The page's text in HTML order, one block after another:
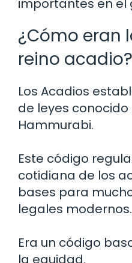
importantes en el
¿Cómo eran
reino acadio?
Los Acadios
de leyes
Hammurabi.
Este código
cotidiana de los
bases para
legales modernos.
Era un código
la equidad.